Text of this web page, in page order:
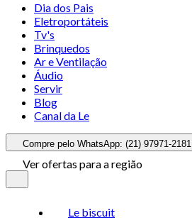
Dia dos Pais
Eletroportáteis
Tv's
Brinquedos
Ar e Ventilação
Áudio
Servir
Blog
Canal da Le
Compre pelo WhatsApp: (21) 97971-2181
Ver ofertas para a região
Le biscuit